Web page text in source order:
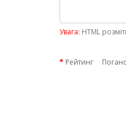
Увага: HTML
Рейтинг